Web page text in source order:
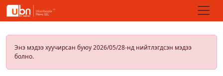
Энэ мэдээ хуучирсан буюу 2026/05/28-нд нийтлэгдсэн мэдээ
болно.